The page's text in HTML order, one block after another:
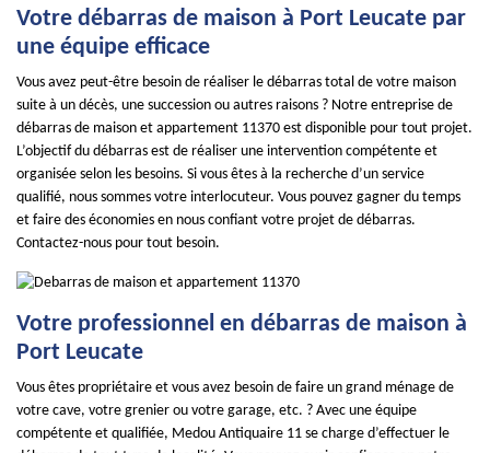
Votre débarras de maison à Port Leucate par
une équipe efficace
Vous avez peut-être besoin de réaliser le débarras total de votre maison
suite à un décès, une succession ou autres raisons ? Notre entreprise de
débarras de maison et appartement 11370 est disponible pour tout projet.
L’objectif du débarras est de réaliser une intervention compétente et
organisée selon les besoins. Si vous êtes à la recherche d’un service
qualifié, nous sommes votre interlocuteur. Vous pouvez gagner du temps
et faire des économies en nous confiant votre projet de débarras.
Contactez-nous pour tout besoin.
Votre professionnel en débarras de maison à
Port Leucate
Vous êtes propriétaire et vous avez besoin de faire un grand ménage de
votre cave, votre grenier ou votre garage, etc. ? Avec une équipe
compétente et qualifiée, Medou Antiquaire 11 se charge d’effectuer le